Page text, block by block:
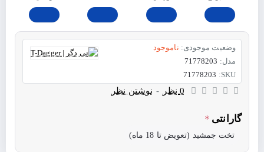
وضعیت موجودی: ناموجود
مدل: 71778203
SKU:
71778203
0 نظر - نوشتن نظر
گارانتی
تخت جمشید (تعویض تا 18 ماه)